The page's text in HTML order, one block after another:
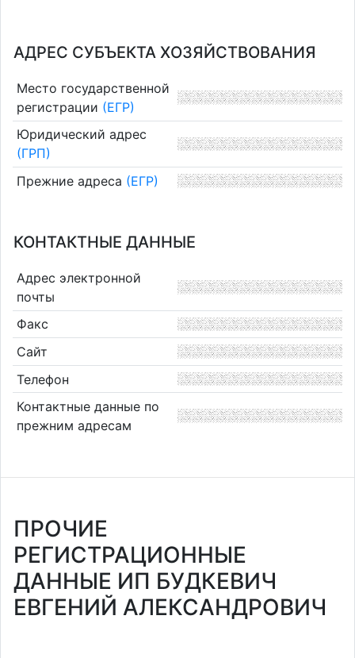
АДРЕС СУБЪЕКТА ХОЗЯЙСТВОВАНИЯ
Место государственной
регистрации (ЕГР)
Юридический адрес
(ГРП)
Прежние адреса (ЕГР)
КОНТАКТНЫЕ ДАННЫЕ
Адрес электронной
почты
Факс
Сайт
Телефон
Контактные данные по
прежним адресам
ПРОЧИЕ
РЕГИСТРАЦИОННЫЕ
ДАННЫЕ ИП БУДКЕВИЧ
ЕВГЕНИЙ АЛЕКСАНДРОВИЧ